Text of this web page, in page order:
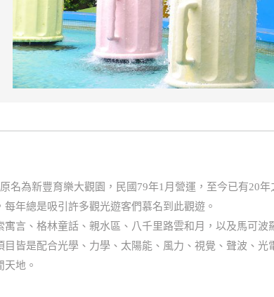
名為新豐育樂大觀園，民國79年1月營運，至今已有20
年總是吸引許多觀光遊客們慕名到此觀遊。
言、格林童話、親水區、八千里路雲和月，以及馬可
皆是配合光學、力學、太陽能、風力、視覺、聲波、
地。